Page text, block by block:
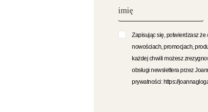
Zapisując się, potwierdzasz że
nowościach, promocjach,
każdej chwili możesz
obsługi newslettera przez
prywatności: https://